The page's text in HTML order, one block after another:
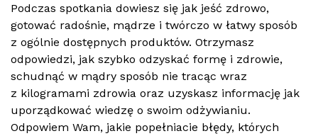
Podczas spotkania dowiesz się jak jeść zdrowo,
gotować radośnie, mądrze i twórczo w łatwy sposób
z ogólnie dostępnych produktów. Otrzymasz
odpowiedzi, jak szybko odzyskać formę i zdrowie,
schudnąć w mądry sposób nie tracąc wraz
z kilogramami zdrowia oraz uzyskasz informację jak
uporządkować wiedzę o swoim odżywianiu.
Odpowiem Wam, jakie popełniacie błędy, których